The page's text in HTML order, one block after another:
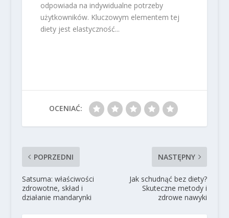
odpowiada na indywidualne potrzeby
użytkowników. Kluczowym elementem tej
diety jest elastyczność...
OCENIAĆ:
POPRZEDNI
Satsuma: właściwości
zdrowotne, skład i
działanie mandarynki
NASTĘPNY
Jak schudnąć bez diety?
Skuteczne metody i
zdrowe nawyki